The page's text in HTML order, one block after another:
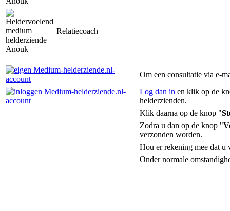
Relatiecoach
Om een consultatie via e-
Log dan in en klik op de
helderzienden.
Klik daarna op de knop "
Zodra u dan op de knop "
verzonden worden.
Hou er rekening mee dat u
Onder normale